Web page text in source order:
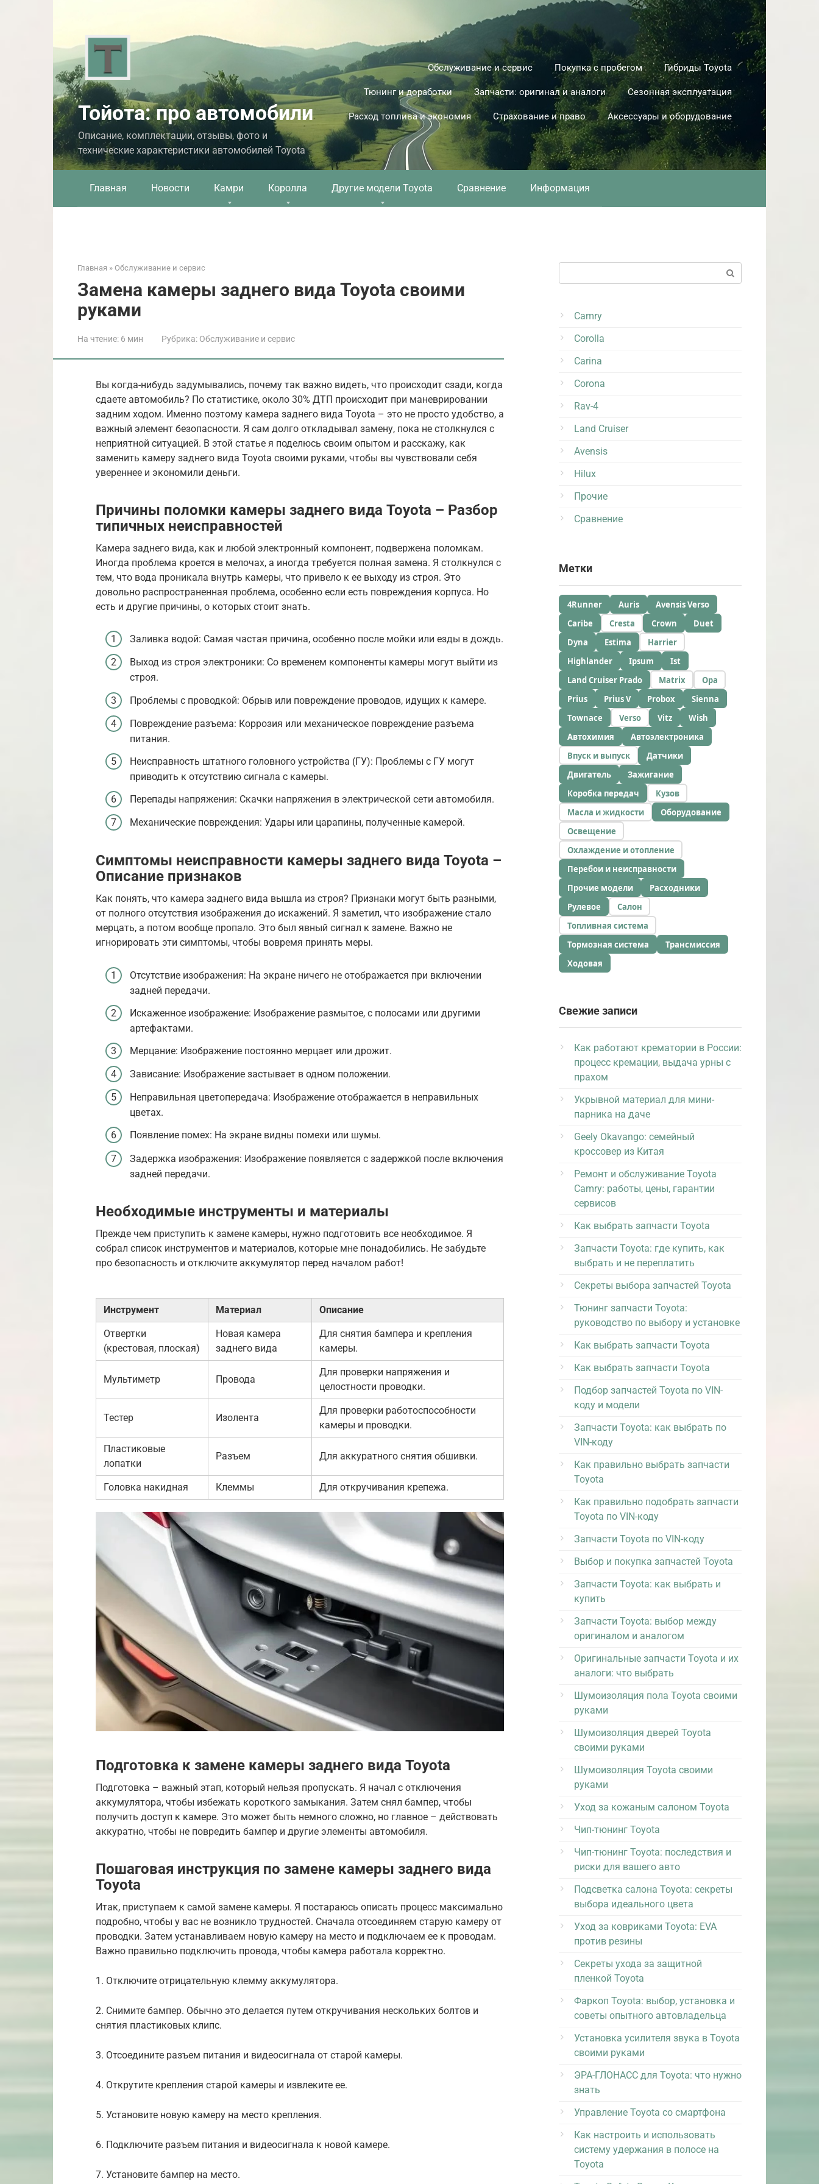
Тойота: про автомобили
Описание, комплектации, отзывы, фото и
технические характеристики автомобилей Toyota
Обслуживание и сервис Покупка с пробегом Гибриды Toyota
Тюнинг и доработки Запчасти: оригинал и аналоги Сезонная эксплуатация
Расход топлива и экономия Страхование и право Аксессуары и оборудование
Главная Новости Камри Королла Другие модели Toyota Сравнение Информация
Главная » Обслуживание и сервис
Замена камеры заднего вида Toyota своими
руками
На чтение: 6 мин Рубрика: Обслуживание и сервис
Вы когда-нибудь задумывались, почему так важно видеть, что происходит сзади, когда
сдаете автомобиль? По статистике, около 30% ДТП происходит при маневрировании
задним ходом. Именно поэтому камера заднего вида Toyota – это не просто удобство, а
важный элемент безопасности. Я сам долго откладывал замену, пока не столкнулся с
неприятной ситуацией. В этой статье я поделюсь своим опытом и расскажу, как
заменить камеру заднего вида Toyota своими руками, чтобы вы чувствовали себя
увереннее и экономили деньги.
Причины поломки камеры заднего вида Toyota – Разбор
типичных неисправностей
Камера заднего вида, как и любой электронный компонент, подвержена поломкам.
Иногда проблема кроется в мелочах, а иногда требуется полная замена. Я столкнулся с
тем, что вода проникала внутрь камеры, что привело к ее выходу из строя. Это
довольно распространенная проблема, особенно если есть повреждения корпуса. Но
есть и другие причины, о которых стоит знать.
Заливка водой: Самая частая причина, особенно после мойки или езды в дождь.
Выход из строя электроники: Со временем компоненты камеры могут выйти из
строя.
Проблемы с проводкой: Обрыв или повреждение проводов, идущих к камере.
Повреждение разъема: Коррозия или механическое повреждение разъема
питания.
Неисправность штатного головного устройства (ГУ): Проблемы с ГУ могут
приводить к отсутствию сигнала с камеры.
Перепады напряжения: Скачки напряжения в электрической сети автомобиля.
Механические повреждения: Удары или царапины, полученные камерой.
Симптомы неисправности камеры заднего вида Toyota –
Описание признаков
Как понять, что камера заднего вида вышла из строя? Признаки могут быть разными,
от полного отсутствия изображения до искажений. Я заметил, что изображение стало
мерцать, а потом вообще пропало. Это был явный сигнал к замене. Важно не
игнорировать эти симптомы, чтобы вовремя принять меры.
Отсутствие изображения: На экране ничего не отображается при включении
задней передачи.
Искаженное изображение: Изображение размытое, с полосами или другими
артефактами.
Мерцание: Изображение постоянно мерцает или дрожит.
Зависание: Изображение застывает в одном положении.
Неправильная цветопередача: Изображение отображается в неправильных
цветах.
Появление помех: На экране видны помехи или шумы.
Задержка изображения: Изображение появляется с задержкой после включения
задней передачи.
Необходимые инструменты и материалы
Прежде чем приступить к замене камеры, нужно подготовить все необходимое. Я
собрал список инструментов и материалов, которые мне понадобились. Не забудьте
про безопасность и отключите аккумулятор перед началом работ!
Инструмент Материал Описание
Отвертки
(крестовая, плоская)
Новая камера
заднего вида
Для снятия бампера и крепления
камеры.
Мультиметр Провода
Для проверки напряжения и
целостности проводки.
Тестер Изолента
Для проверки работоспособности
камеры и проводки.
Пластиковые
лопатки
Разъем Для аккуратного снятия обшивки.
Головка накидная Клеммы Для откручивания крепежа.
Подготовка к замене камеры заднего вида Toyota
Подготовка – важный этап, который нельзя пропускать. Я начал с отключения
аккумулятора, чтобы избежать короткого замыкания. Затем снял бампер, чтобы
получить доступ к камере. Это может быть немного сложно, но главное – действовать
аккуратно, чтобы не повредить бампер и другие элементы автомобиля.
Пошаговая инструкция по замене камеры заднего вида
Toyota
Итак, приступаем к самой замене камеры. Я постараюсь описать процесс максимально
подробно, чтобы у вас не возникло трудностей. Сначала отсоединяем старую камеру от
проводки. Затем устанавливаем новую камеру на место и подключаем ее к проводам.
Важно правильно подключить провода, чтобы камера работала корректно.
1. Отключите отрицательную клемму аккумулятора.
2. Снимите бампер. Обычно это делается путем откручивания нескольких болтов и
снятия пластиковых клипс.
3. Отсоедините разъем питания и видеосигнала от старой камеры.
4. Открутите крепления старой камеры и извлеките ее.
5. Установите новую камеру на место крепления.
6. Подключите разъем питания и видеосигнала к новой камере.
7. Установите бампер на место.
Camry
Corolla
Carina
Corona
Rav-4
Land Cruiser
Avensis
Hilux
Прочие
Сравнение
Метки
4Runner Auris
Avensis Verso
Caribe
Cresta Crown
Duet
Dyna
Estima
Harrier
Highlander
Ipsum
Ist
Land Cruiser Prado
Matrix
Opa
Prius
Prius V Probox
Sienna
Townace
Verso Vitz
Wish
Автохимия
Автоэлектроника
Впуск и выпуск
Датчики
Двигатель
Зажигание
Коробка передач
Кузов
Масла и жидкости
Оборудование
Освещение
Охлаждение и отопление
Перебои и неисправности
Прочие модели
Расходники
Рулевое
Салон
Топливная система
Тормозная система
Трансмиссия
Ходовая
Свежие записи
Как работают крематории в России:
процесс кремации, выдача урны с
прахом
Укрывной материал для мини-
парника на даче
Geely Okavango: семейный
кроссовер из Китая
Ремонт и обслуживание Toyota
Camry: работы, цены, гарантии
сервисов
Как выбрать запчасти Toyota
Запчасти Toyota: где купить, как
выбрать и не переплатить
Секреты выбора запчастей Toyota
Тюнинг запчасти Toyota:
руководство по выбору и установке
Как выбрать запчасти Toyota
Как выбрать запчасти Toyota
Подбор запчастей Toyota по VIN-
коду и модели
Запчасти Toyota: как выбрать по
VIN-коду
Как правильно выбрать запчасти
Toyota
Как правильно подобрать запчасти
Toyota по VIN-коду
Запчасти Toyota по VIN-коду
Выбор и покупка запчастей Toyota
Запчасти Toyota: как выбрать и
купить
Запчасти Toyota: выбор между
оригиналом и аналогом
Оригинальные запчасти Toyota и их
аналоги: что выбрать
Шумоизоляция пола Toyota своими
руками
Шумоизоляция дверей Toyota
своими руками
Шумоизоляция Toyota своими
руками
Уход за кожаным салоном Toyota
Чип-тюнинг Toyota
Чип-тюнинг Toyota: последствия и
риски для вашего авто
Подсветка салона Toyota: секреты
выбора идеального цвета
Уход за ковриками Toyota: EVA
против резины
Секреты ухода за защитной
пленкой Toyota
Фаркоп Toyota: выбор, установка и
советы опытного автовладельца
Установка усилителя звука в Toyota
своими руками
ЭРА-ГЛОНАСС для Toyota: что нужно
знать
Управление Toyota со смартфона
Как настроить и использовать
систему удержания в полосе на
Toyota